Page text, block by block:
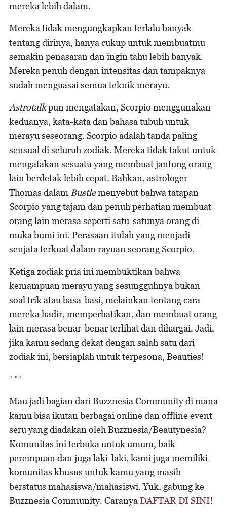
mereka lebih dalam.
Mereka tidak mengungkapkan terlalu banyak
tentang dirinya, hanya cukup untuk membuatmu
semakin penasaran dan ingin tahu lebih banyak.
Mereka penuh dengan intensitas dan tampaknya
sudah menguasai semua teknik merayu.
Astrotalkpun mengatakan, Scorpio menggunakan
keduanya, kata-kata dan bahasa tubuh untuk
merayu seseorang. Scorpio adalah tanda paling
sensual di seluruh zodiak. Mereka tidak takut untuk
mengatakan sesuatu yang membuat jantung orang
lain berdetak lebih cepat. Bahkan, astrologer
Thomas dalam Bustlemenyebut bahwa tatapan
Scorpio yang tajam dan penuh perhatian membuat
orang lain merasa seperti satu-satunya orang di
muka bumi ini. Perasaan itulah yang menjadi
senjata terkuat dalam rayuan seorang Scorpio.
Ketiga zodiak pria ini membuktikan bahwa
kemampuan merayu yang sesungguhnya bukan
soal trik atau basa-basi, melainkan tentang cara
mereka hadir, memperhatikan, dan membuat orang
lain merasa benar-benar terlihat dan dihargai. Jadi,
jika kamu sedang dekat dengan salah satu dari
zodiak ini, bersiaplah untuk terpesona, Beauties!
***
Mau jadi bagian dari Buzznesia Community di mana
kamu bisa ikutan berbagai online dan offline event
seru yang diadakan oleh Buzznesia/Beautynesia?
Komunitas ini terbuka untuk umum, baik
perempuan dan juga laki-laki, kami juga memiliki
komunitas khusus untuk kamu yang masih
berstatus mahasiswa/mahasiswi. Yuk, gabung ke
Buzznesia Community. Caranya DAFTAR DI SINI!